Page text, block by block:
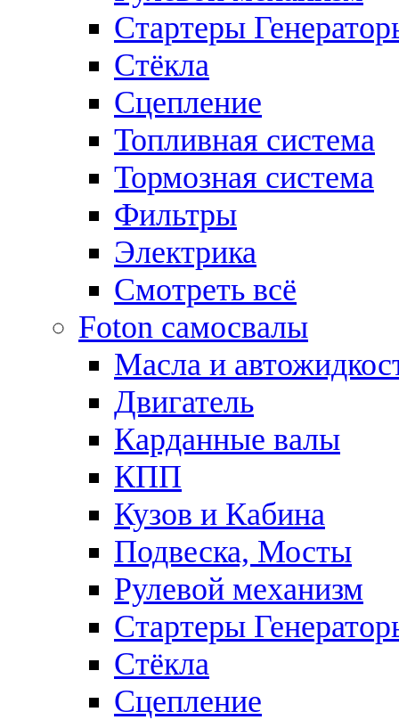
Стартеры
Стёкла
Сцепление
Топливная система
Тормозная система
Фильтры
Электрика
Смотреть всё
Foton самосвалы
Масла и
Двигатель
Карданные валы
КПП
Кузов и Кабина
Подвеска, Мосты
Рулевой механизм
Стартеры
Стёкла
Сцепление